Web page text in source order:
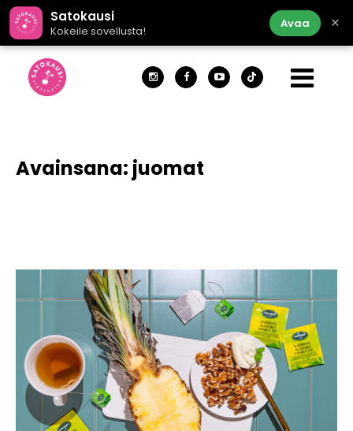
Satokausi
Kokeile sovellusta!
Avaa ×
Avainsana: juomat